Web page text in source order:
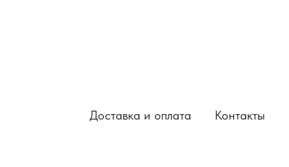
Доставка и оплата Контакты